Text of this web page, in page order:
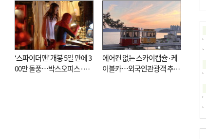
‘스파이더맨’ 개봉 5일 만에 3
00만 돌풍…박스오피스·예
에어컨 없는 스카이캡슐·케
이블카…외국인관광객 추억